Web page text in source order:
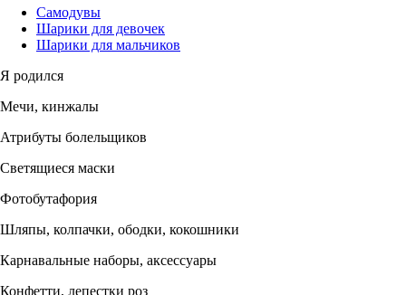
Самодувы
Шарики для девочек
Шарики для мальчиков
Я родился
Мечи, кинжалы
Атрибуты болельщиков
Светящиеся маски
Фотобутафория
Шляпы, колпачки, ободки, кокошники
Карнавальные наборы, аксессуары
Конфетти, лепестки роз